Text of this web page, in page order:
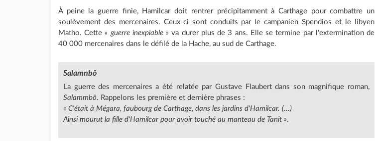
À peine la guerre finie, Hamilcar doit rentrer précipitamment à Carthage pour combattre un
soulèvement des mercenaires. Ceux-ci sont conduits par le campanien Spendios et le libyen
Matho. Cette« guerre inexpiable » va durer plus de 3 ans. Elle se termine par l'extermination de
40 000 mercenaires dans le défilé de la Hache, au sud de Carthage.
Salamnbô
La guerre des mercenaires a été relatée par Gustave Flaubert dans son magnifique roman,
Salammbô. Rappelons les première et dernière phrases :
« C'était à Mégara, faubourg de Carthage, dans les jardins d'Hamilcar. (...)
Ainsi mourut la fille d'Hamilcar pour avoir touché au manteau de Tanit ».